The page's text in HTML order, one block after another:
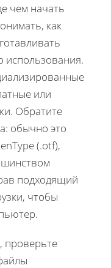
чем начать
как
использования.
или
Обратите
обычно это
(.otf),
подходящий
чтобы
проверьте